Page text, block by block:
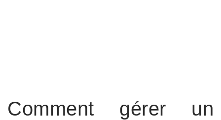
Comment gérer un